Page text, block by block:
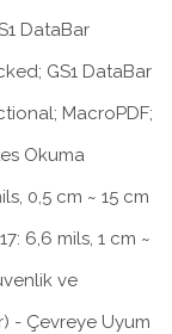
DataBar
GS1 DataBar
MacroPDF;
Okuma
0,5 cm ~ 15 cm
6,6 mils, 1 cm ~
ve
- Çevreye Uyum